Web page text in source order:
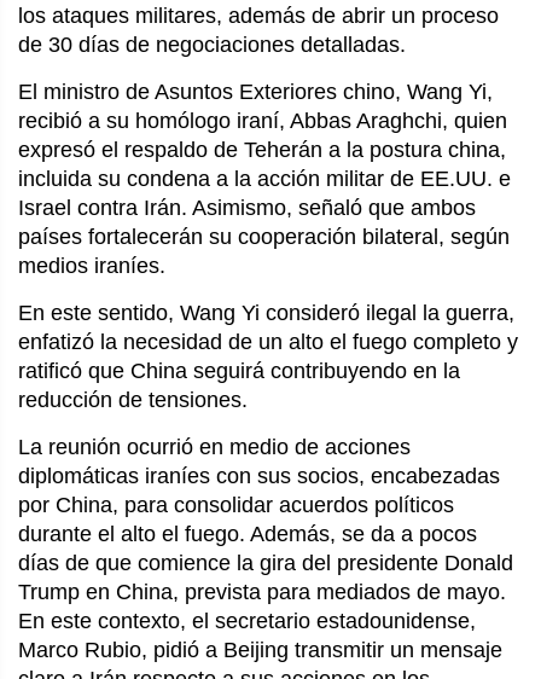
los ataques militares, además de abrir un proceso
de 30 días de negociaciones detalladas.
El ministro de Asuntos Exteriores chino, Wang Yi,
recibió a su homólogo iraní, Abbas Araghchi, quien
expresó el respaldo de Teherán a la postura china,
incluida su condena a la acción militar de EE.UU. e
Israel contra Irán. Asimismo, señaló que ambos
países fortalecerán su cooperación bilateral, según
medios iraníes.
En este sentido, Wang Yi consideró ilegal la guerra,
enfatizó la necesidad de un alto el fuego completo y
ratificó que China seguirá contribuyendo en la
reducción de tensiones.
La reunión ocurrió en medio de acciones
diplomáticas iraníes con sus socios, encabezadas
por China, para consolidar acuerdos políticos
durante el alto el fuego. Además, se da a pocos
días de que comience la gira del presidente Donald
Trump en China, prevista para mediados de mayo.
En este contexto, el secretario estadounidense,
Marco Rubio, pidió a Beijing transmitir un mensaje